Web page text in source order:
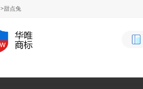
>甜点兔